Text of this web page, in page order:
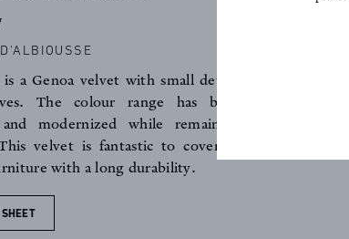
FAQ
NEWS
is a Genoa velvet with small details, inspired by
The colour range has been completely
modernized while remaining classic and
velvet is fantastic to cover all classsic and
with a long durability.